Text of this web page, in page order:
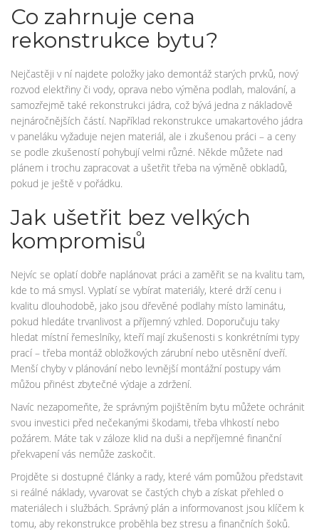
Co zahrnuje cena
rekonstrukce bytu?
Nejčastěji v ní najdete položky jako demontáž starých prvků, nový
rozvod elektřiny či vody, oprava nebo výměna podlah, malování, a
samozřejmě také rekonstrukci jádra, což bývá jedna z nákladově
nejnáročnějších částí. Například rekonstrukce umakartového jádra
v paneláku vyžaduje nejen materiál, ale i zkušenou práci – a ceny
se podle zkušeností pohybují velmi různé. Někde můžete nad
plánem i trochu zapracovat a ušetřit třeba na výměně obkladů,
pokud je ještě v pořádku.
Jak ušetřit bez velkých
kompromisů
Nejvíc se oplatí dobře naplánovat práci a zaměřit se na kvalitu tam,
kde to má smysl. Vyplatí se vybírat materiály, které drží cenu i
kvalitu dlouhodobě, jako jsou dřevěné podlahy místo laminátu,
pokud hledáte trvanlivost a příjemný vzhled. Doporučuju taky
hledat místní řemeslníky, kteří mají zkušenosti s konkrétními typy
prací – třeba montáž obložkových zárubní nebo utěsnění dveří.
Menší chyby v plánování nebo levnější montážní postupy vám
můžou přinést zbytečné výdaje a zdržení.
Navíc nezapomeňte, že správným pojištěním bytu můžete ochránit
svou investici před nečekanými škodami, třeba vlhkostí nebo
požárem. Máte tak v záloze klid na duši a nepříjemné finanční
překvapení vás nemůže zaskočit.
Projděte si dostupné články a rady, které vám pomůžou představit
si reálné náklady, vyvarovat se častých chyb a získat přehled o
materiálech i službách. Správný plán a informovanost jsou klíčem k
tomu, aby rekonstrukce proběhla bez stresu a finančních šoků.